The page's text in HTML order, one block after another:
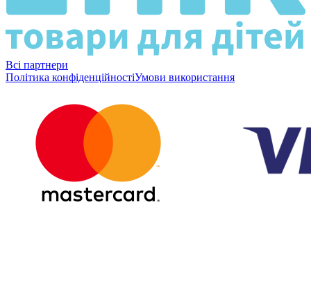
Всі партнери
Політика конфіденційностіУмови використання